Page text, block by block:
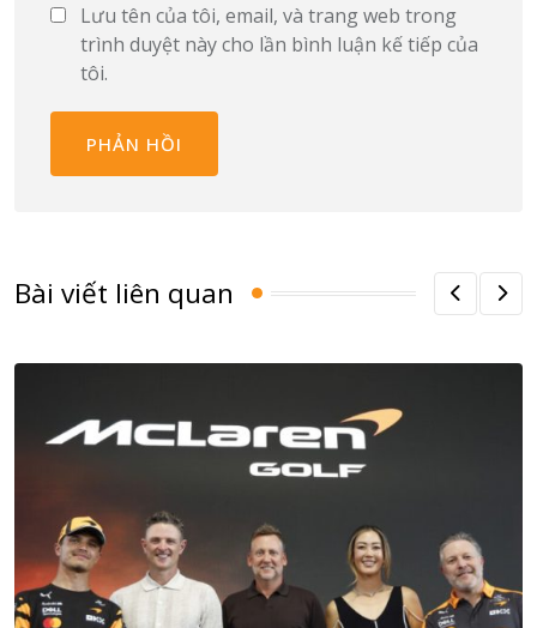
Lưu tên của tôi, email, và trang web trong
trình duyệt này cho lần bình luận kế tiếp của
tôi.
Bài viết liên quan